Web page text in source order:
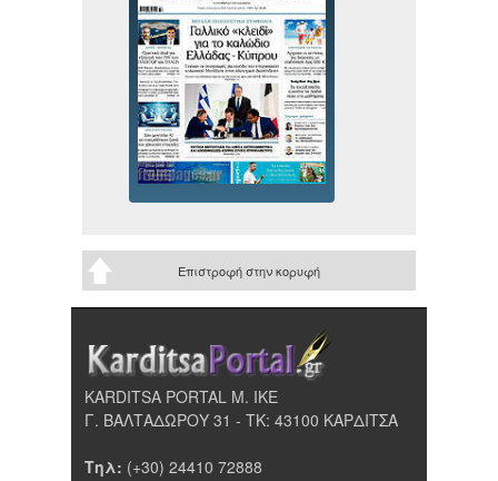
Επιστροφή στην κορυφή
KARDITSA PORTAL Μ. ΙΚΕ
Γ. ΒΑΛΤΑΔΩΡΟΥ 31 - ΤΚ: 43100 ΚΑΡΔΙΤΣΑ
Τηλ: (+30) 24410 72888